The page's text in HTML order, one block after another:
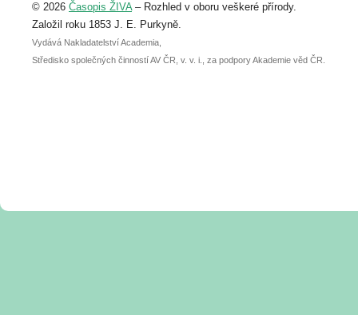
abstraktu přihlášené přednášky nebo
posteru je už 30. června.
© 2026 Časopis ŽIVA– Rozhled v oboru veškeré přírody.
Založil roku 1853 J. E. Purkyně.
Vydává Nakladatelství Academia,
Středisko společných činností AV ČR, v. v. i., za podpory Akademie věd ČR.